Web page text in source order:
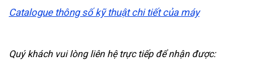
Catalogue thông số kỹ thuật chi tiết của máy
Quý khách vui lòng liên hệ trực tiếp để nhận được: